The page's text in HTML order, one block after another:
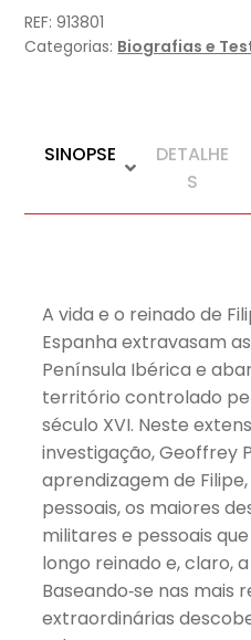
REF:913801
Categorias: Biografias e
SINOPSE
DETALHE
S
A vida e o reinado de
Espanha extravasam
Península Ibérica e
território controlado
século XVI. Neste
investigação, Geoffrey
aprendizagem de
pessoais, os maiores
militares e pessoais
longo reinado e, claro,
Baseando‑se nas mais
extraordinárias